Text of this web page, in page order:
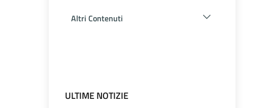
Altri Contenuti
ULTIME NOTIZIE